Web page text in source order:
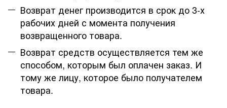
Возврат денег производится в срок до 3-х
рабочих дней с момента получения
возвращенного товара.
Возврат средств осуществляется тем же
способом, которым был оплачен заказ. И
тому же лицу, которое было получателем
товара.